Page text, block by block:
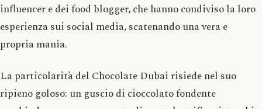
influencer e dei food blogger, che hanno condiviso la loro
esperienza sui social media, scatenando una vera e
propria mania.
La particolarità del Chocolate Dubai risiede nel suo
ripieno goloso: un guscio di cioccolato fondente